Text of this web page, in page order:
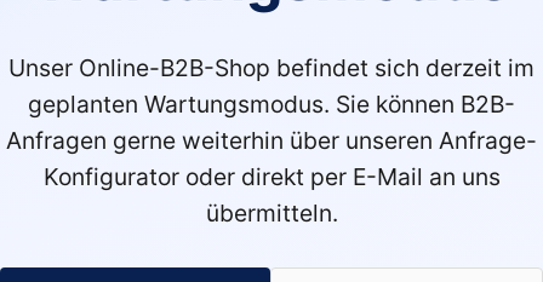
Unser Online-B2B-Shop befindet sich derzeit im
geplanten Wartungsmodus. Sie können B2B-
Anfragen gerne weiterhin über unseren Anfrage-
Konfigurator oder direkt per E-Mail an uns
übermitteln.